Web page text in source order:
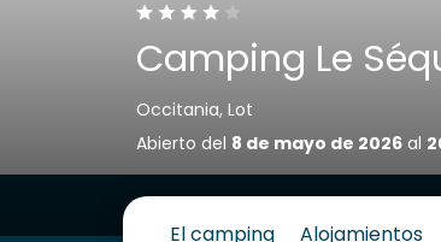
Camping Le
Occitania, Lot
Abierto del 8 de mayo de 2026al
El camping Alojamientos